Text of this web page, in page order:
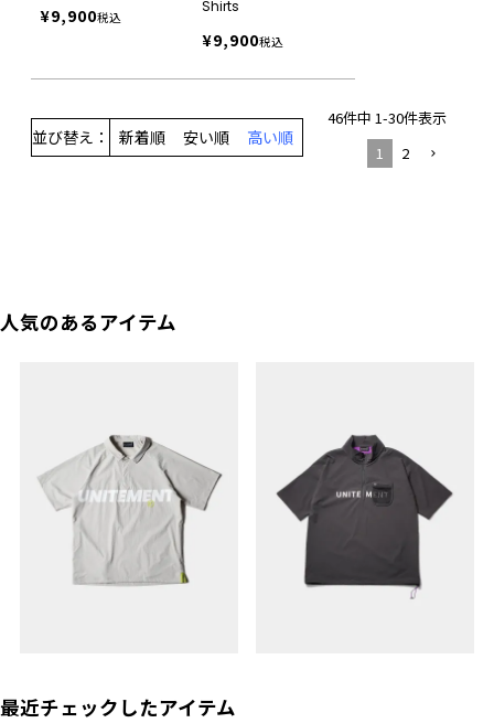
¥9,900税込
Shirts
¥9,900税込
並び替え 新着順 安い順 高い順
46件中 1-30件表示
1
2
人気のあるアイテム
最近チェックしたアイテム